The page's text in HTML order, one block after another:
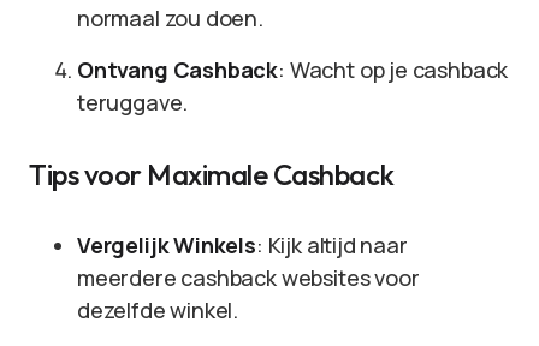
normaal zou doen.
Ontvang Cashback: Wacht op je cashback
teruggave.
Tips voor Maximale Cashback
Vergelijk Winkels: Kijk altijd naar
meerdere cashback websites voor
dezelfde winkel.